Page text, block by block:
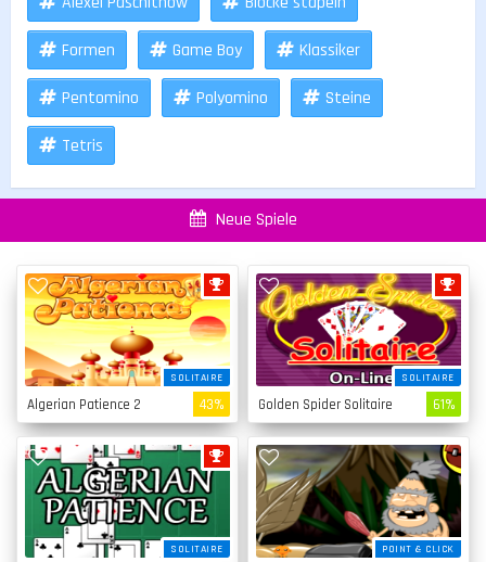
Formen Game Boy Klassiker
Pentomino Polyomino Steine
Tetris
Neue Spiele
SOLITAIRE
Algerian Patience 2 43%
SOLITAIRE
Golden Spider Solitaire 61%
SOLITAIRE POINT & CLICK